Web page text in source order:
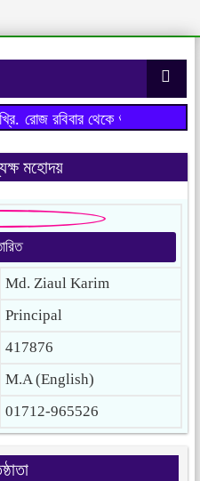
রোজ রবিবার থেকে শুরু হবে।
মহোদয়
Md. Ziaul Karim
Principal
417876
M.A (English)
01712-965526